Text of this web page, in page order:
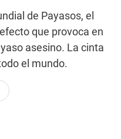
de Payasos, el
que provoca en
asesino. La cinta
el mundo.